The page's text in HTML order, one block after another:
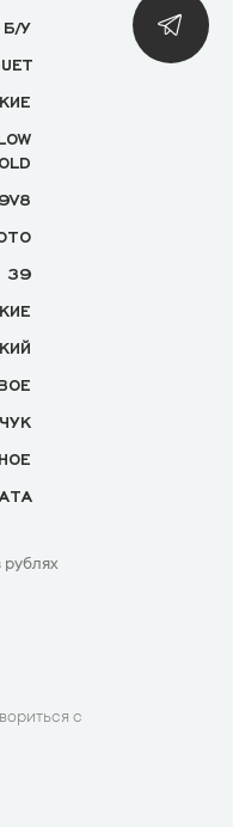
Б/У
39
рублях
с